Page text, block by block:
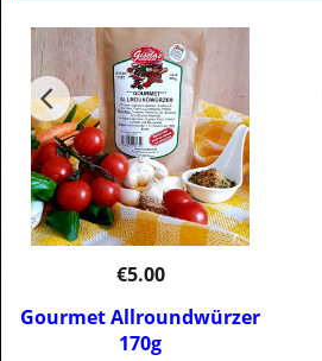
€5.00
Gourmet Allroundwürzer
170g